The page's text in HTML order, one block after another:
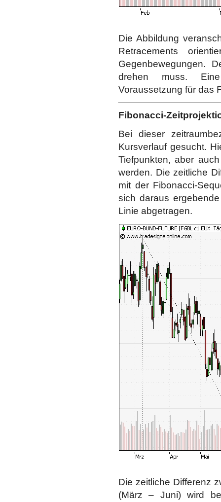
Die Abbildung
Retracements
Gegenbewegungen.
drehen muss.
Voraussetzung für das
Fibonacci-
Bei dieser
Kursverlauf gesucht.
Tiefpunkten, aber
werden. Die zeitliche
mit der Fibonacci-
sich daraus
Linie abgetragen.
Die zeitliche Differenz
(März – Juni) wird